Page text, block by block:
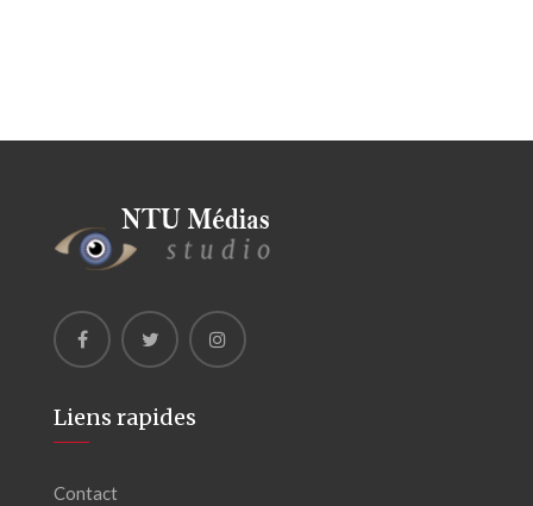
Liens rapides
Contact